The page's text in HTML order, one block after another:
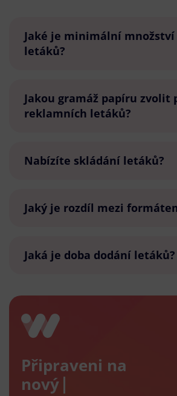
Jaké je minimální
letáků?
Jakou gramáž papíru zvolit
reklamních letáků?
Nabízíte skládání letáků?
Jaký je rozdíl mezi
Jaká je doba dodání letáků?
Připraveni na
nový e-sh